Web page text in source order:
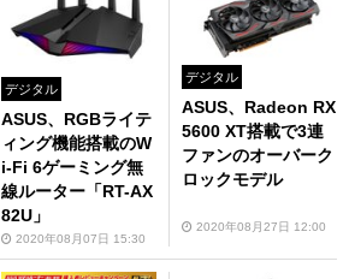
デジタル
ASUS、RGBライテ
ィング機能搭載のW
i-Fi 6ゲーミング無
線ルーター「RT-AX
82U」
2020年08月07日 15:30
デジタル
ASUS、Radeon RX
5600 XT搭載で3連
ファンのオーバーク
ロックモデル
2020年08月27日 12:00